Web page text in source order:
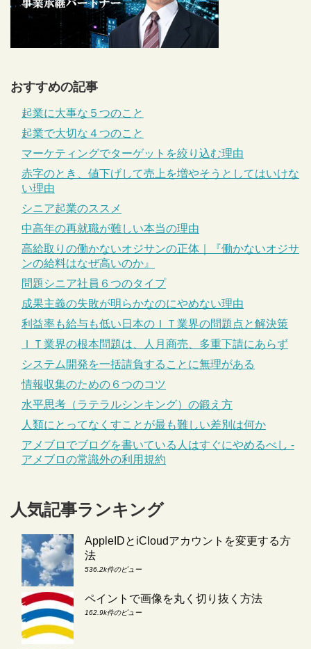
おすすめの記事
起業に大事な５つのこと
起業で大切な４つのこと
マーケティングでターゲットを絞り込む理由
赤字のとき、値下げして売上を増やそうとしてはいけな
い理由
シニア起業のススメ
中高年の再就職が難しい本当の理由
高給取りの働かないオジサンの正体｜『働かないオジサ
ンの給料はなぜ高いのか』
問題シニア社員６つのタイプ
成果主義の失敗が明らかなのにやめない理由
利益率も給与も低い日本のＩＴ業界の問題点と解決策
ＩＴ業界の根本問題は、人月商売、多重下請にあらず
システム開発を一括請負することに無理がある
情報収集のための６つのコツ
水平思考（ラテラルシンキング）の鍛え方
人類にとってなくすことが最も難しい差別は何か
アメブロでブログを書いている人はすぐにやめるべし -
アメブロの常識外の利用規約
人気記事ランキング
AppleIDとiCloudアカウントを変更する方
法
536.2k件のビュー
ペイントで画像を丸く切り抜く方法
162.9k件のビュー